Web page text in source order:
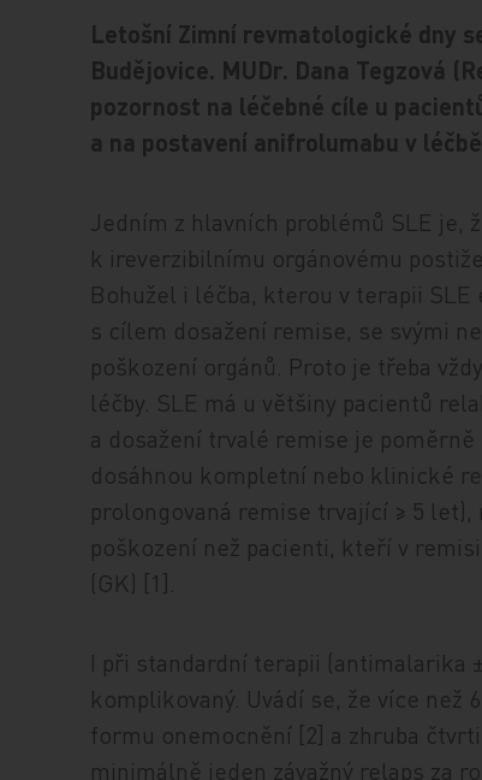
Letošní Zimní revmatologické dny
Budějovice. MUDr. Dana Tegzová
pozornost na léčebné cíle u
a na postavení anifrolumabu v
Jedním z hlavních problémů SLE je,
k ireverzibilnímu orgánovému
Bohužel i léčba, kterou v terapii
s cílem dosažení remise, se svými
poškození orgánů. Proto je třeba
léčby. SLE má u většiny pacientů
a dosažení trvalé remise je
dosáhnou kompletní nebo klinické
prolongovaná remise trvající ≥ 5
poškození než pacienti, kteří v
(GK) [1].
I při standardní terapii (antimalarika
komplikovaný. Uvádí se, že více
formu onemocnění [2] a zhruba
minimálně jeden závažný relaps za